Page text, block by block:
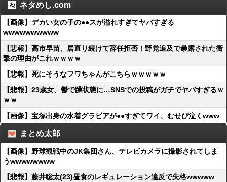
ネタめし.com
【画像】デカい女の子の●●スが溢れすぎてヤバすぎる
wwwwwwwwww
【悲報】高市早苗、居直り続けて辞任拒否！野党追及で暴露された衝
撃の理由がこれｗｗｗｗ
【悲報】死にそうなフワちゃんがこちらｗｗｗｗｗ
【悲報】23歳女、鬱で躁状態に…SNSでの投稿がガチでヤバすぎるｗ
ｗｗ
【画像】宝塚出身の水着グラビアが●●すぎてワイ、むせび泣くwww
まとめ太郎
【画像】野球観戦中のJK集団さん、テレビカメラに撮影されてしま
うwwwwwwww
【悲報】藤井聡太(23)昼食のレギュレーション違反で失格wwwww